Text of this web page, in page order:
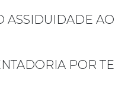
ASSIDUIDADE
POR